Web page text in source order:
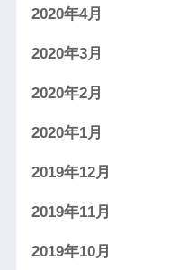
2020年4月
2020年3月
2020年2月
2020年1月
2019年12月
2019年11月
2019年10月